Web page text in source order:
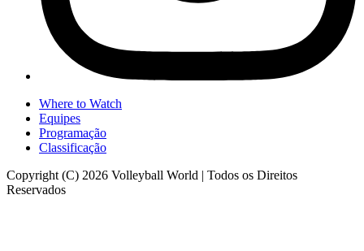
Where to Watch
Equipes
Programação
Classificação
Copyright (C) 2026 Volleyball World | Todos os Direitos
Reservados